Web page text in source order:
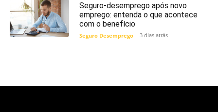
Seguro-desemprego após novo
emprego: entenda o que acontece
com o benefício
Seguro Desemprego 3 dias atrás